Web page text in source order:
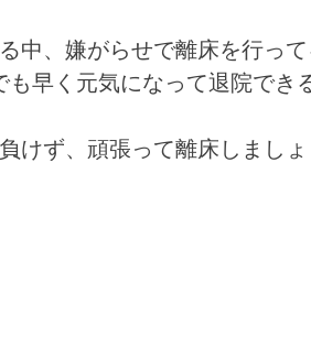
中、嫌がらせで離床を行っ
も早く元気になって退院で
けず、頑張って離床しまし